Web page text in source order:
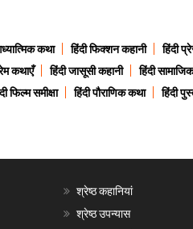
कथा हिंदी फिक्शन कहानी हिंदी
कथाएँ हिंदी जासूसी कहानी हिंदी
फिल्म समीक्षा हिंदी पौराणिक कथा हिंदी
श्रेष्ठ कहानियां
श्रेष्ठ उपन्यास